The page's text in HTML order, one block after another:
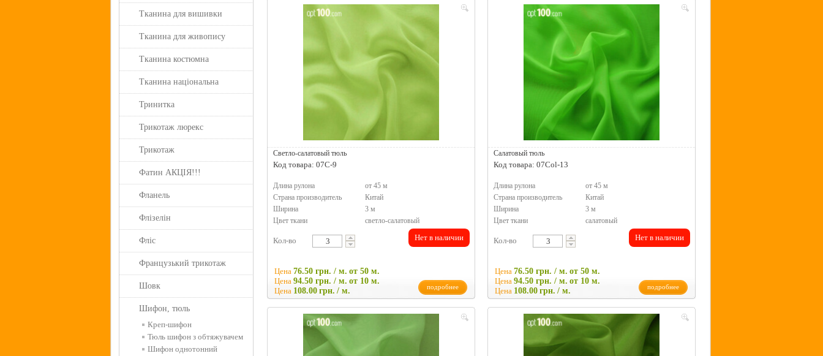
Тканина для вишивки
Тканина для живопису
Тканина костюмна
Тканина національна
Тринитка
Трикотаж люрекс
Трикотаж
Фатин АКЦІЯ!!!
Фланель
Флізелін
Фліс
Французький трикотаж
Шовк
Шифон, тюль
Креп-шифон
Тюль шифон з обтяжувачем
Шифон однотонний
Светло-салатовый тюль
Код товара: 07C-9
Длина рулона
от 45 м
Страна производитель
Китай
Ширина
3 м
Цвет ткани
светло-салатовый
Кол-во Нет в наличии
Цена 76.50 грн. / м. от 50 м.
Цена 94.50 грн. / м. от 10 м.
Цена 108.00 грн. / м. подробнее
Салатовый тюль
Код товара: 07Col-13
Длина рулона
от 45 м
Страна производитель
Китай
Ширина
3 м
Цвет ткани
салатовый
Кол-во Нет в наличии
Цена 76.50 грн. / м. от 50 м.
Цена 94.50 грн. / м. от 10 м.
Цена 108.00 грн. / м. подробнее